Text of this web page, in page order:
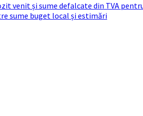
venit și sume defalcate din TVA
sume buget local și estimări